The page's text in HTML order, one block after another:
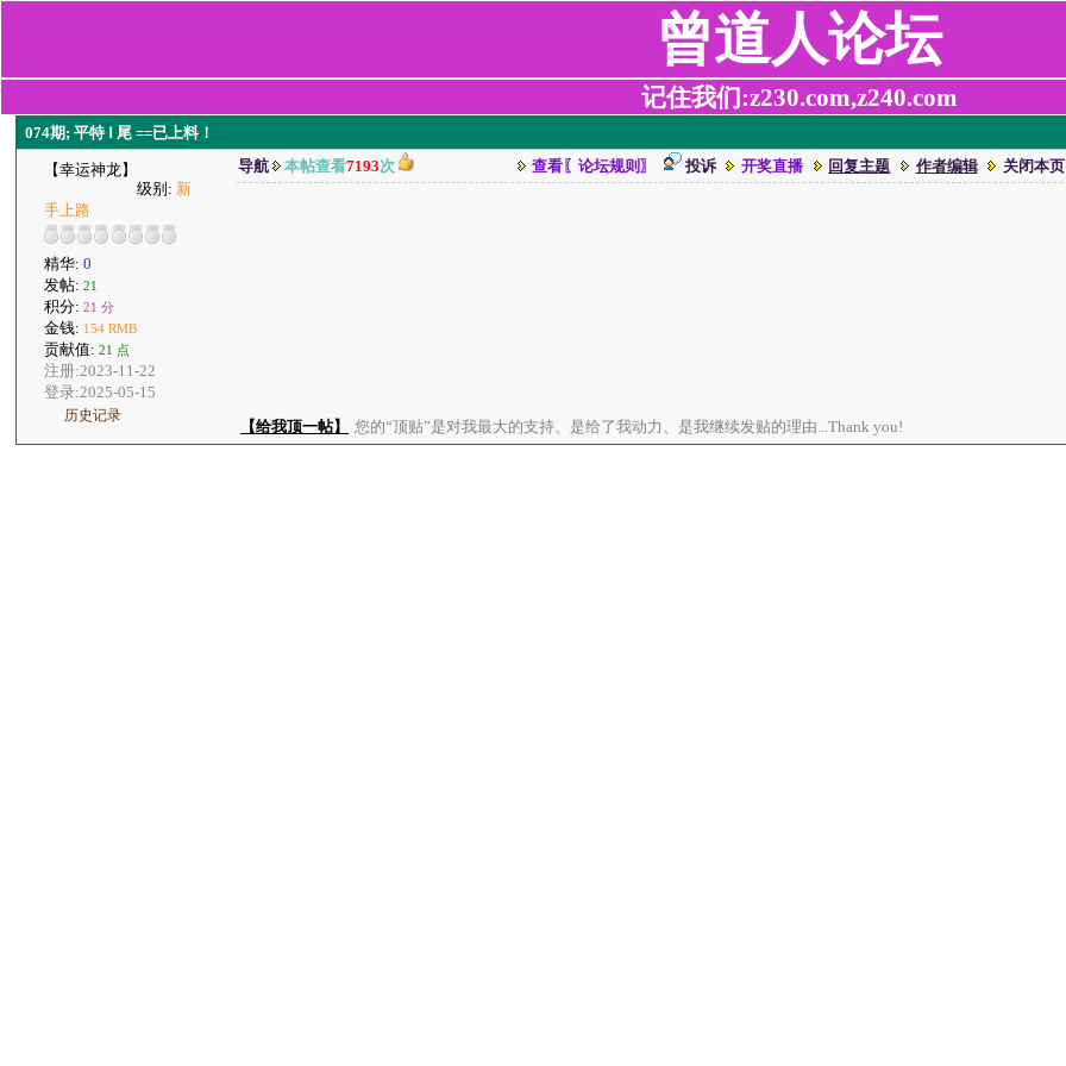
曾道人论坛
记住我们:z230.com,z240.com
074期; 平特 Ⅰ 尾 ==已上料！
【幸运神龙】
级别: 新
手上路
精华:0
发帖:21
积分:21 分
金钱: 154 RMB
贡献值:21 点
注册:2023-11-22
登录:2025-05-15
历史记录
导航 本帖查看7193次 查看〖论坛规则〗 投诉 开奖直播 回复主题 作者编辑 关闭本页
【给我顶一帖】 您的“顶贴”是对我最大的支持、是给了我动力、是我继续发贴的理由...Thank you!